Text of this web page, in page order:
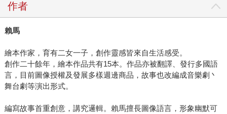
作者
賴馬
繪本作家，育有二女一子，創作靈感皆來自生活感受。
創作二十餘年，繪本作品共有15本。作品亦被翻譯、發行多國語
言，目前圖像授權及發展多樣週邊商品，故事也改編成音樂劇丶
舞台劇等演出形式。
編寫故事首重創意，講究邏輯。賴馬擅長圖像語言，形象幽默可